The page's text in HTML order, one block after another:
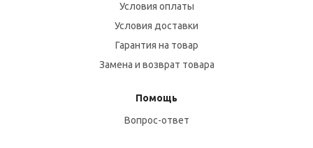
Условия оплаты
Условия доставки
Гарантия на товар
Замена и возврат товара
Помощь
Вопрос-ответ